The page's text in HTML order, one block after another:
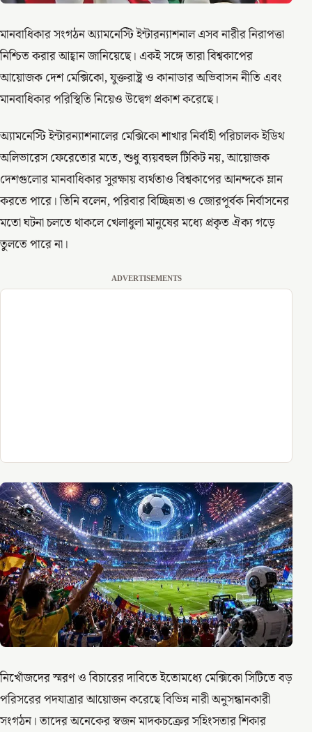
মানবাধিকার সংগঠন অ্যামনেস্টি ইন্টারন্যাশনাল এসব নারীর নিরাপত্তা
নিশ্চিত করার আহ্বান জানিয়েছে। একই সঙ্গে তারা বিশ্বকাপের
আয়োজক দেশ মেক্সিকো, যুক্তরাষ্ট্র ও কানাডার অভিবাসন নীতি এবং
মানবাধিকার পরিস্থিতি নিয়েও উদ্বেগ প্রকাশ করেছে।
অ্যামনেস্টি ইন্টারন্যাশনালের মেক্সিকো শাখার নির্বাহী পরিচালক ইডিথ
অলিভারেস ফেরেতোর মতে, শুধু ব্যয়বহুল টিকিট নয়, আয়োজক
দেশগুলোর মানবাধিকার সুরক্ষায় ব্যর্থতাও বিশ্বকাপের আনন্দকে ম্লান
করতে পারে। তিনি বলেন, পরিবার বিচ্ছিন্নতা ও জোরপূর্বক নির্বাসনের
মতো ঘটনা চলতে থাকলে খেলাধুলা মানুষের মধ্যে প্রকৃত ঐক্য গড়ে
তুলতে পারে না।
ADVERTISEMENTS
নিখোঁজদের স্মরণ ও বিচারের দাবিতে ইতোমধ্যে মেক্সিকো সিটিতে বড়
পরিসরের পদযাত্রার আয়োজন করেছে বিভিন্ন নারী অনুসন্ধানকারী
সংগঠন। তাদের অনেকের স্বজন মাদকচক্রের সহিংসতার শিকার